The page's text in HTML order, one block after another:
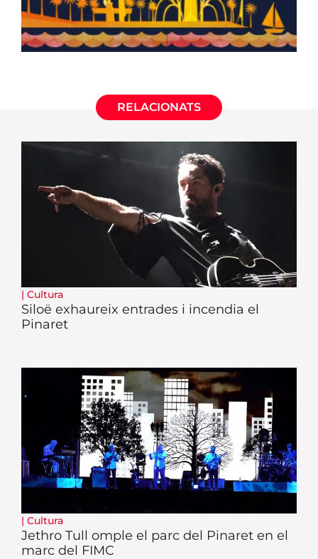
RELACIONATS
| Cultura
Siloë exhaureix entrades i incendia el
Pinaret
| Cultura
Jethro Tull omple el parc del Pinaret en el
marc del FIMC